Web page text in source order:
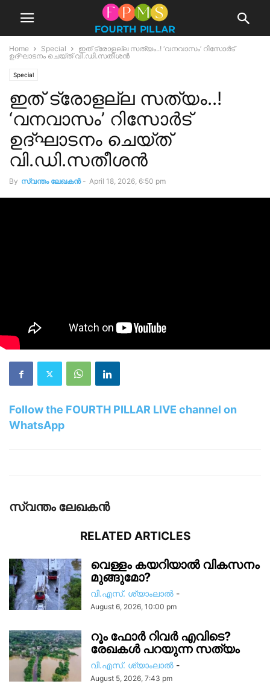
Home Special
ഇത് ട്രോളല്ല സത്യം..! ‘വനവാസം’ റിസോർട്
ഉദ്ഘാടനം ചെയ്ത് വി.ഡി.സതീശൻ
Special
ഇത് ട്രോളല്ല സത്യം..!
‘വനവാസം’ റിസോർട്
ഉദ്ഘാടനം ചെയ്ത്
വി.ഡി.സതീശൻ
By സ്വന്തം ലേഖകന്‍ - April 18, 2026, 6:50 pm
Follow the FOURTH PILLAR LIVE channel on
WhatsApp
സ്വന്തം ലേഖകന്‍
RELATED ARTICLES
വെള്ളം കയറിയാൽ വികസനം
മുങ്ങുമോ?
വി.എസ്. ശ്യാംലാൽ -
August 6, 2026, 10:00 pm
റൂം ഫോർ റിവർ എവിടെ?
രേഖകൾ പറയുന്ന സത്യം
വി.എസ്. ശ്യാംലാൽ -
August 5, 2026, 7:43 pm